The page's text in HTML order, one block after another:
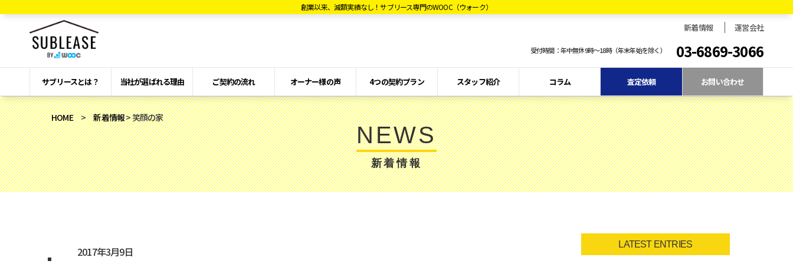
創業以来、減額実績なし！サブリース専門のWOOC（ウォーク）
新着情報 運営会社
受付時間：年中無休9時〜18時（年末年始を除く） 03-6869-3066
サブリースとは？ 当社が選ばれる理由 ご契約の流れ オーナー様の声 4つの契約プラン スタッフ紹介 コラム 査定依頼 お問い合わせ
HOME>新着情報> 笑顔の家
NEWS
新着情報
2017年3月9日
LATEST ENTRIES